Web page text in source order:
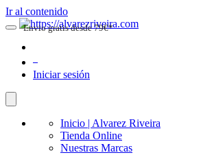
Ir al contenido
Iniciar sesión
Inicio | Alvarez Riveira
Tienda Online
Nuestras Marcas
Envio gratis desde 79€*